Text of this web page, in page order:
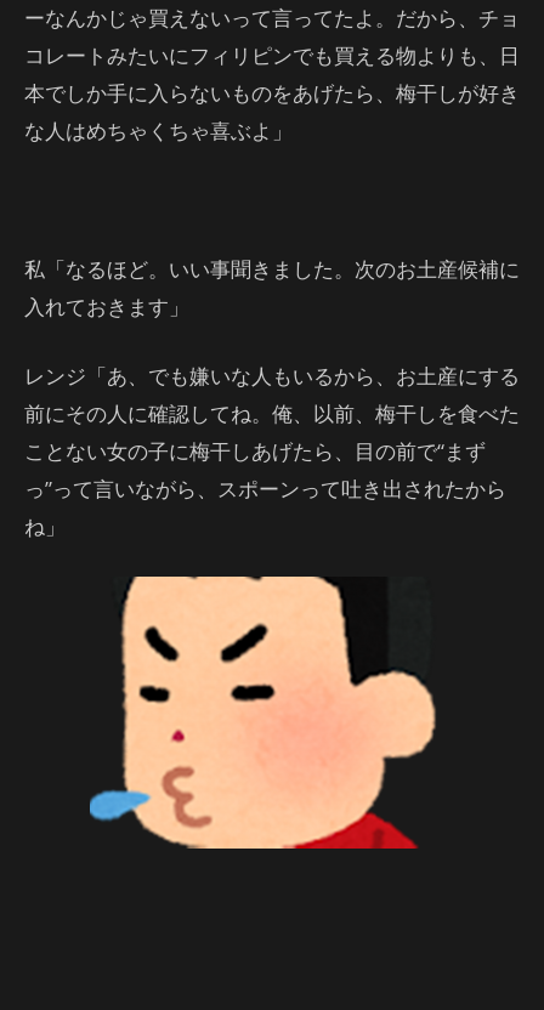
ーなんかじゃ買えないって言ってたよ。だから、チョ
コレートみたいにフィリピンでも買える物よりも、日
本でしか手に入らないものをあげたら、梅干しが好き
な人はめちゃくちゃ喜ぶよ」
私「なるほど。いい事聞きました。次のお土産候補に
入れておきます」
レンジ「あ、でも嫌いな人もいるから、お土産にする
前にその人に確認してね。俺、以前、梅干しを食べた
ことない女の子に梅干しあげたら、目の前で“まず
っ”って言いながら、スポーンって吐き出されたから
ね」